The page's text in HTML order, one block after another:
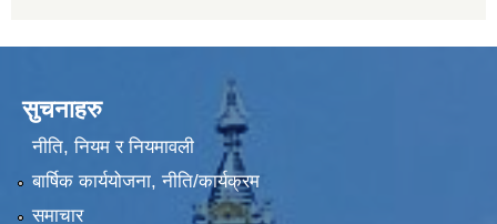
सुचनाहरु
नीति, नियम र नियमावली
बार्षिक कार्ययोजना, नीति/कार्यक्रम
समाचार